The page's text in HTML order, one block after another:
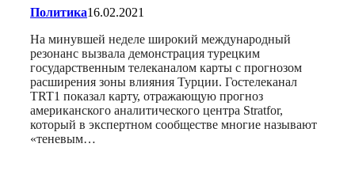
Политика16.02.2021
На минувшей неделе широкий международный
резонанс вызвала демонстрация турецким
государственным телеканалом карты с прогнозом
расширения зоны влияния Турции. Гостелеканал
TRT1 показал карту, отражающую прогноз
американского аналитического центра Stratfor,
который в экспертном сообществе многие называют
«теневым…